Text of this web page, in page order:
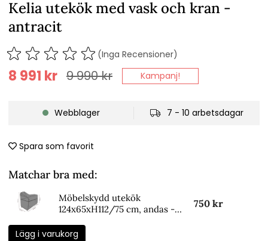
Kelia utekök med vask och kran -
antracit
(Inga Recensioner)
9 990kr
8 991 kr Kampanj!
Webblager 7 - 10 arbetsdagar
Spara som favorit
Matchar bra med:
Möbelskydd utekök
124x65xH112/75 cm, andas -
750 kr
Lägg i varukorg